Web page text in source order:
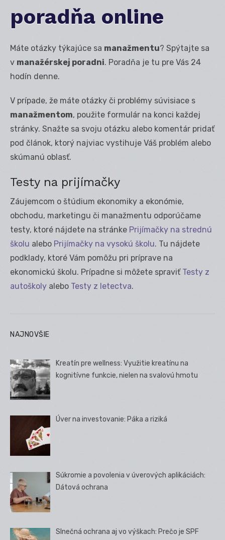
poradňa online
Máte otázky týkajúce sa manažmentu? Spýtajte sa
v manažérskej poradni. Poradňa je tu pre Vás 24
hodín denne.
V prípade, že máte otázky či problémy súvisiace s
manažmentom, použite formulár na konci každej
stránky. Snažte sa svoju otázku alebo komentár pridať
pod článok, ktorý najviac vystihuje Váš problém alebo
skúmanú oblasť.
Testy na prijímačky
Záujemcom o štúdium ekonomiky a ekonómie,
obchodu, marketingu či manažmentu odporúčame
testy, ktoré nájdete na stránke Prijímačky na strednú
školu alebo Prijímačky na vysokú školu. Tu nájdete
podklady, ktoré Vám pomôžu pri príprave na
ekonomickú školu. Prípadne si môžete spraviť Testy z
autoškoly alebo Testy z letectva.
NAJNOVŠIE
Kreatín pre wellness: Využitie kreatínu na
kognitívne funkcie, nielen na svalovú hmotu
Úver na investovanie: Páka a riziká
Súkromie a povolenia v úverových aplikáciách:
Dátová ochrana
Slnečná ochrana aj vo výškach: Prečo je SPF